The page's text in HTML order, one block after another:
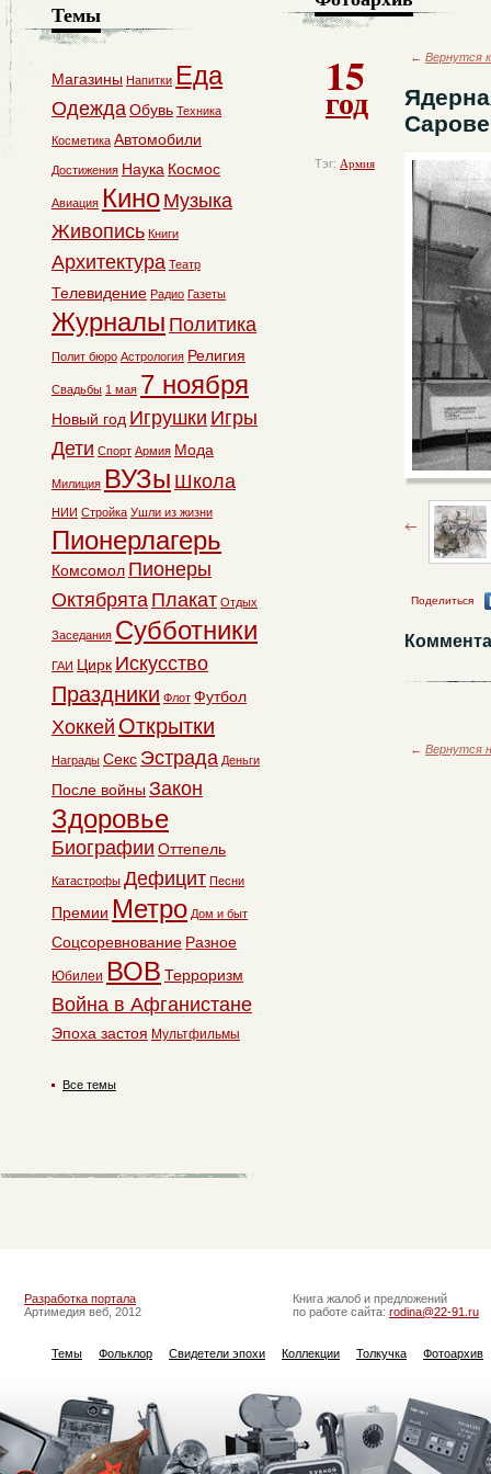
15
год
Тэг: Армия
← Вернутся
Поделиться
← Вернутся
Темы
Магазины Напитки Еда
ОдеждаОбувь Техника
Косметика Автомобили
Достижения Наука Космос
Авиация Кино Музыка
Живопись Книги
Архитектура Театр
Телевидение Радио Газеты
Журналы Политика
Полит бюро Астрология Религия
Свадьбы 1 мая 7 ноября
Новый год Игрушки Игры
Дети Спорт Армия Мода
Милиция ВУЗы Школа
НИИ Стройка Ушли из жизни
Пионерлагерь
Комсомол Пионеры
Октябрята Плакат Отдых
Заседания Субботники
ГАИ Цирк Искусство
Праздники Флот Футбол
Хоккей Открытки
Награды Секс Эстрада Деньги
После войны Закон
Здоровье
Биографии Оттепель
Катастрофы Дефицит Песни
Премии Метро Дом и быт
Соцсоревнование Разное
Юбилеи ВОВ Терроризм
Война в Афганистане
Эпоха застоя Мультфильмы
Все темы
Разработка портала
Артимедия веб, 2012
Книга жалоб и предложений
по работе сайта: rodina@22-91.ru
Темы Фольклор Свидетели эпохи Коллекции Толкучка Фотоархив